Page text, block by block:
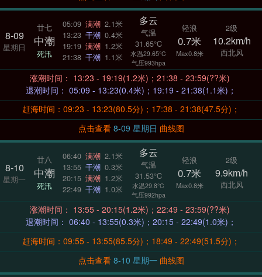
8-09
星期日
廿七
中潮
死汛
05:09 满潮 2.1米
13:23 干潮 0.4米
19:19 满潮 1.2米
21:38 干潮 1.1米
多云
气温
31.65°C
水温29.65°C
气压993hpa
轻浪
0.7米
Max0.8米
2级
10.2km/h
西北风
涨潮时间： 13:23 - 19:19(1.2米)；21:38 - 23:59(??米)
退潮时间： 05:09 - 13:23(0.4米)；19:19 - 21:38(1.1米)；
赶海时间：09:23 - 13:23(80.5分)；17:38 - 21:38(47.5分)；
点击查看
8-09 星期日 曲线图
8-10
星期一
廿八
中潮
死汛
06:40 满潮 2.1米
13:55 干潮 0.3米
20:15 满潮 1.2米
22:49 干潮 1.0米
多云
气温
31.53°C
水温29.8°C
气压992hpa
轻浪
0.7米
Max0.8米
2级
9.9km/h
西北风
涨潮时间： 13:55 - 20:15(1.2米)；22:49 - 23:59(??米)
退潮时间： 06:40 - 13:55(0.3米)；20:15 - 22:49(1.0米)；
赶海时间：09:55 - 13:55(85.5分)；18:49 - 22:49(51.5分)；
点击查看
8-10 星期一 曲线图